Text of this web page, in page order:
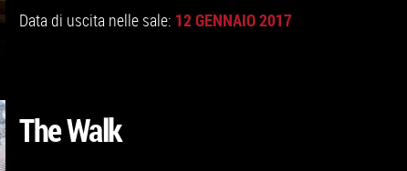
Data di uscita nelle sale: 12 GENNAIO 2017
The Walk